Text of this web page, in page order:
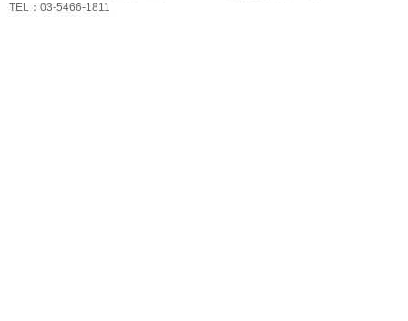
TEL：03-5466-1811